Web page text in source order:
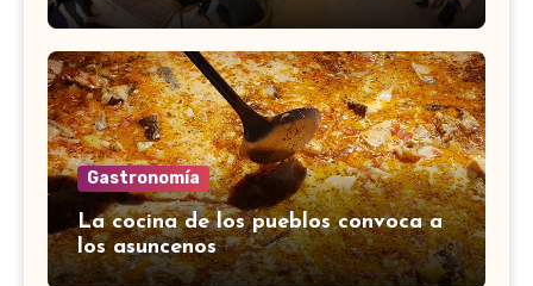
Gastronomía
La cocina de los pueblos convoca a
los asuncenos